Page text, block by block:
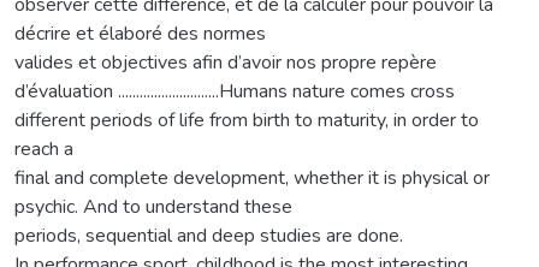
décrire et élaboré des normes
valides et objectives afin d’avoir nos propre repère
d’évaluation ............................Humans nature comes cross
different periods of life from birth to maturity, in order to
reach a
final and complete development, whether it is physical or
psychic. And to understand these
periods, sequential and deep studies are done.